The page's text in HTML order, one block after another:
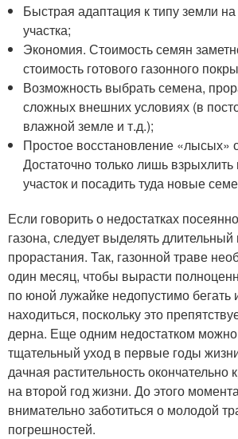
Быстрая адаптация к типу земли
участка;
Экономия. Стоимость семян
стоимость готового газонного
Возможность выбрать семена,
сложных внешних условиях (в
влажной земле и т.д.);
Простое восстановление «лысых»
Достаточно только лишь
участок и посадить туда новые
Если говорить о недостатках
газона, следует выделять
прорастания. Так, газонной траве
один месяц, чтобы вырасти
по юной лужайке недопустимо бегать
находиться, поскольку это
дерна. Еще одним недостатком можно
тщательный уход в первые годы
дачная растительность окончательно
на второй год жизни. До этого
внимательно заботиться о молодой
погрешностей.